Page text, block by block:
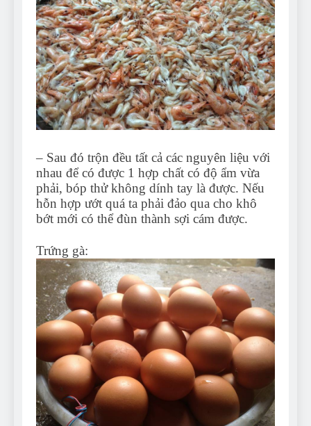
– Sau đó trộn đều tất cả các nguyên liệu với
nhau để có được 1 hợp chất có độ ẩm vừa
phải, bóp thử không dính tay là được. Nếu
hỗn hợp ướt quá ta phải đảo qua cho khô
bớt mới có thể đùn thành sợi cám được.
Trứng gà: